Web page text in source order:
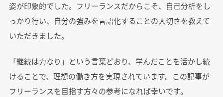
姿が印象的でした。フリーランスだからこそ、自己分析をし
っかり行い、自分の強みを言語化することの大切さを教えて
いただきました。
「継続は力なり」という言葉どおり、学んだことを活かし続
けることで、理想の働き方を実現されています。この記事が
フリーランスを目指す方々の参考になれば幸いです。